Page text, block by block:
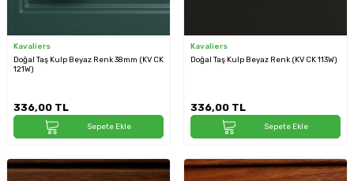
Kavaliers
Doğal Taş Kulp Beyaz Renk 38mm (KV CK
121W)
336,00 TL
Sepete Ekle
Kavaliers
Doğal Taş Kulp Beyaz Renk (KV CK 113W)
336,00 TL
Sepete Ekle